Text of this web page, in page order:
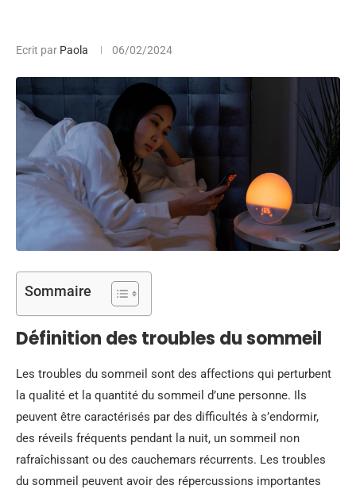
Ecrit par Paola 06/02/2024
Sommaire
Définition des troubles du sommeil
Les troubles du sommeil sont des affections qui perturbent
la qualité et la quantité du sommeil d’une personne. Ils
peuvent être caractérisés par des difficultés à s’endormir,
des réveils fréquents pendant la nuit, un sommeil non
rafraîchissant ou des cauchemars récurrents. Les troubles
du sommeil peuvent avoir des répercussions importantes